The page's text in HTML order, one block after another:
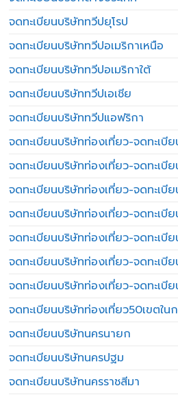
จดทะเบียนบริษัททวีปยุโรป
จดทะเบียนบริษัททวีปอเมริกาเหนือ
จดทะเบียนบริษัททวีปอเมริกาใต้
จดทะเบียนบริษัททวีปเอเชีย
จดทะเบียนบริษัททวีปแอฟริกา
จดทะเบียนบริษัทท่องเที่ยว-จดทะเบี
จดทะเบียนบริษัทท่องเที่ยว-จดทะเบี
จดทะเบียนบริษัทท่องเที่ยว-จดทะเบี
จดทะเบียนบริษัทท่องเที่ยว-จดทะเบี
จดทะเบียนบริษัทท่องเที่ยว-จดทะเบี
จดทะเบียนบริษัทท่องเที่ยว-จดทะเบี
จดทะเบียนบริษัทท่องเที่ยว-จดทะเบี
จดทะเบียนบริษัทท่องเที่ยว50เขตใน
จดทะเบียนบริษัทนครนายก
จดทะเบียนบริษัทนครปฐม
จดทะเบียนบริษัทนครราชสีมา